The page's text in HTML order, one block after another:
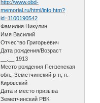
http://www.obd-
memorial.ru/html/info.htm?
id=1100190542
Фамилия Никулин
Имя Василий
Отчество Григорьевич
Дата рождения/Возраст
__.__.1913
Место рождения Пензенская
обл., Земетчинский р-н, п.
Кировский
Дата и место призыва
Земетчинский РВК